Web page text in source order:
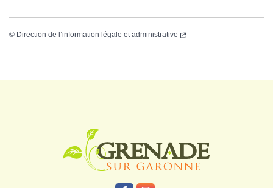
© Direction de l’information légale et administrative